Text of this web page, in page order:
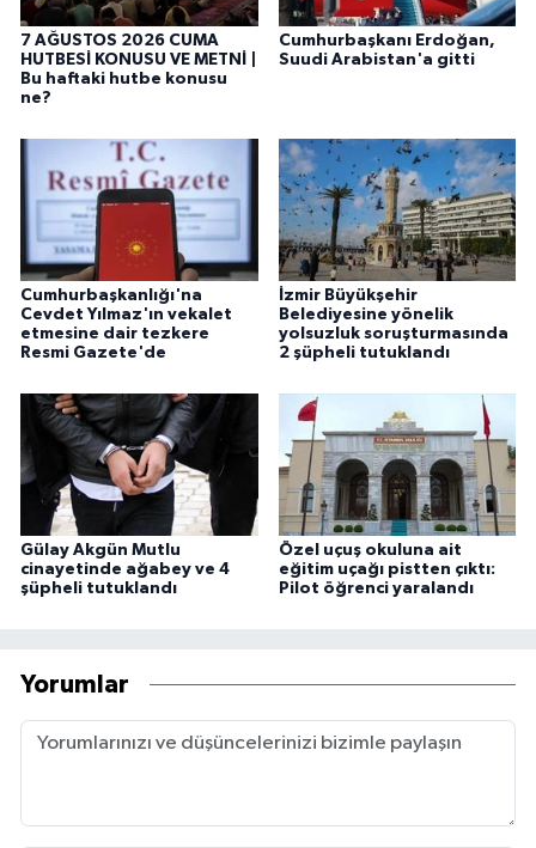
7 AĞUSTOS 2026 CUMA
HUTBESİ KONUSU VE METNİ |
Bu haftaki hutbe konusu
ne?
Cumhurbaşkanı Erdoğan,
Suudi Arabistan'a gitti
Cumhurbaşkanlığı'na
Cevdet Yılmaz'ın vekalet
etmesine dair tezkere
Resmi Gazete'de
İzmir Büyükşehir
Belediyesine yönelik
yolsuzluk soruşturmasında
2 şüpheli tutuklandı
Gülay Akgün Mutlu
cinayetinde ağabey ve 4
şüpheli tutuklandı
Özel uçuş okuluna ait
eğitim uçağı pistten çıktı:
Pilot öğrenci yaralandı
Yorumlar